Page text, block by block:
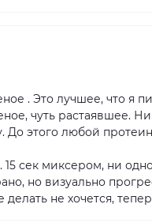
. Это лучшее, что я
чуть растаявшее.
До этого любой
сек миксером, ни
но визуально
не хочется,